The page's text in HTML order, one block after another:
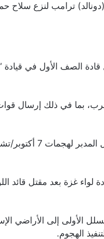
ترامب لنزع سلاح
الصف الأول في قيادة
حاولت إسرائيل قتل الحداد 6 مرات بينها 3 أثناء الحرب، بما
وعمل الحداد في البداية في الأمن الداخلي إلى
لواء غزة بعد مقتل قائد
بتنسيق عملية التسلل الأولى إلى
الهجوم.